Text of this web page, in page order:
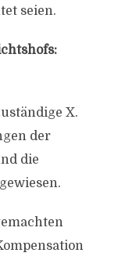
seien.
X.
der
die